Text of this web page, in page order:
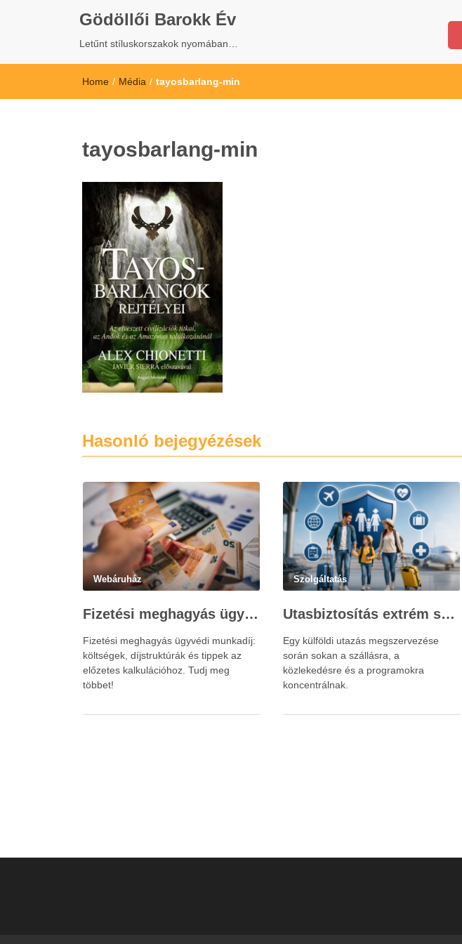
Gödöllői Barokk Év
Letűnt stíluskorszakok nyomában…
Home / Média / tayosbarlang-min
tayosbarlang-min
Hasonló bejegyézések
Webáruház
Fizetési meghagyás ügyvédi munkadíja: teljes költségvetési útmutató
Fizetési meghagyás ügyvédi munkadíj:
költségek, díjstruktúrák és tippek az
előzetes kalkulációhoz. Tudj meg
többet!
Szolgáltatás
Utasbiztosítás extrém sportokra és krónikus betegségek esetén: mire figyelj utazás előtt?
Egy külföldi utazás megszervezése
során sokan a szállásra, a
közlekedésre és a programokra
koncentrálnak.